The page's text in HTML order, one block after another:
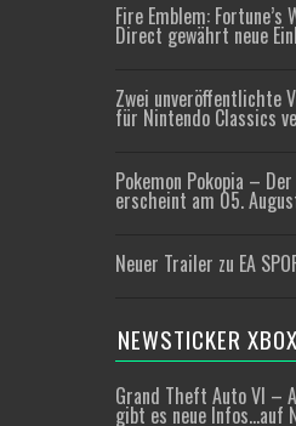
Fire Emblem: Fortune’s
Direct gewährt neue
Zwei unveröffentlichte
für Nintendo Classics
Pokemon Pokopia –
erscheint am 05.
Neuer Trailer zu EA
NEWSTICKER XBOX
Grand Theft Auto VI –
gibt es neue Infos…auf